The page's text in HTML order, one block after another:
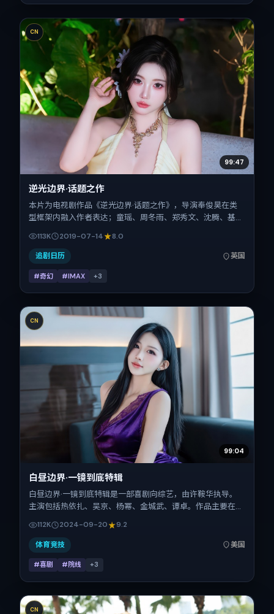
CN
99:47
逆光边界·话题之作
本片为电视剧作品《逆光边界·话题之作》，导演奉俊昊在类
型框架内融入作者表达；童瑶、周冬雨、郑秀文、沈腾、基里
与出品背景为英国。上映时间 2019年7月14日（公映登记日
2019-07-14），全片120分钟，节奏张弛有度。
113K 2019-07-14 8.0
追剧日历 英国
#奇幻 #IMAX +3
CN
99:04
白昼边界·一镜到底特辑
白昼边界·一镜到底特辑是一部喜剧向综艺，由许鞍华执导。
主演包括热依扎、吴京、杨幂、金城武、谭卓。作品主要在美
2024-09-20，正片时长135分钟。
112K 2024-09-20 9.2
体育竞技 美国
#喜剧 #院线 +3
CN